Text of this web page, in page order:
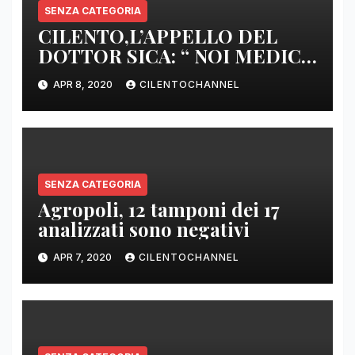
SENZA CATEGORIA
CILENTO,L’APPELLO DEL
DOTTOR SICA: “ NOI MEDICI
DI BASE SIAMO SENZA ARMI
E SENZA PRESIDI”
APR 8, 2020 CILENTOCHANNEL
SENZA CATEGORIA
Agropoli, 12 tamponi dei 17
analizzati sono negativi
APR 7, 2020 CILENTOCHANNEL